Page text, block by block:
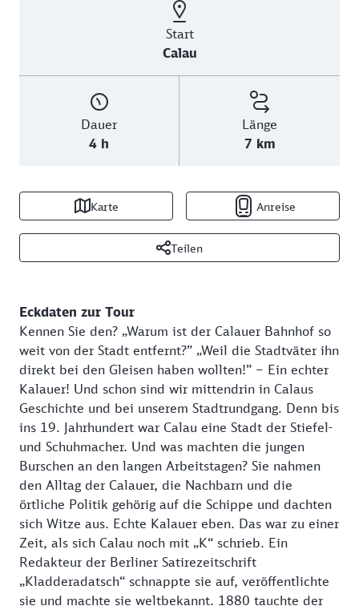
Start
Calau
Dauer
4 h
Länge
7 km
Karte Anreise
Teilen
Eckdaten zur Tour
Kennen Sie den? „Warum ist der Calauer Bahnhof so
weit von der Stadt entfernt?” „Weil die Stadtväter ihn
direkt bei den Gleisen haben wollten!” – Ein echter
Kalauer! Und schon sind wir mittendrin in Calaus
Geschichte und bei unserem Stadtrundgang. Denn bis
ins 19. Jahrhundert war Calau eine Stadt der Stiefel-
und Schuhmacher. Und was machten die jungen
Burschen an den langen Arbeitstagen? Sie nahmen
den Alltag der Calauer, die Nachbarn und die
örtliche Politik gehörig auf die Schippe und dachten
sich Witze aus. Echte Kalauer eben. Das war zu einer
Zeit, als sich Calau noch mit „K“ schrieb. Ein
Redakteur der Berliner Satirezeitschrift
„Kladderadatsch“ schnappte sie auf, veröffentlichte
sie und machte sie weltbekannt. 1880 tauchte der